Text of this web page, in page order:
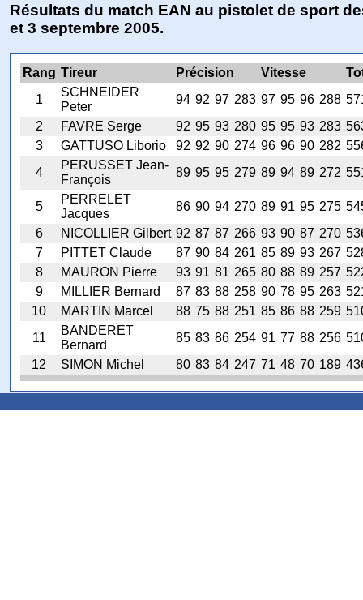
Résultats du match EAN au pistolet de sport
et 3 septembre 2005.
Rang Tireur Précision Vitesse
1
SCHNEIDER
Peter
94 92 97 283 97 95 96 288
2
FAVRE Serge 92 95 93 280 95 95 93 283
3
GATTUSO Liborio 92 92 90 274 96 96 90 282
4
PERUSSET Jean-
François
89 95 95 279 89 94 89 272
5
PERRELET
Jacques
86 90 94 270 89 91 95 275
6
NICOLLIER Gilbert 92 87 87 266 93 90 87 270
7
PITTET Claude 87 90 84 261 85 89 93 267
8
MAURON Pierre 93 91 81 265 80 88 89 257
9
MILLIER Bernard 87 83 88 258 90 78 95 263
10
MARTIN Marcel 88 75 88 251 85 86 88 259
11
BANDERET
Bernard
85 83 86 254 91 77 88 256
12
SIMON Michel 80 83 84 247 71 48 70 189